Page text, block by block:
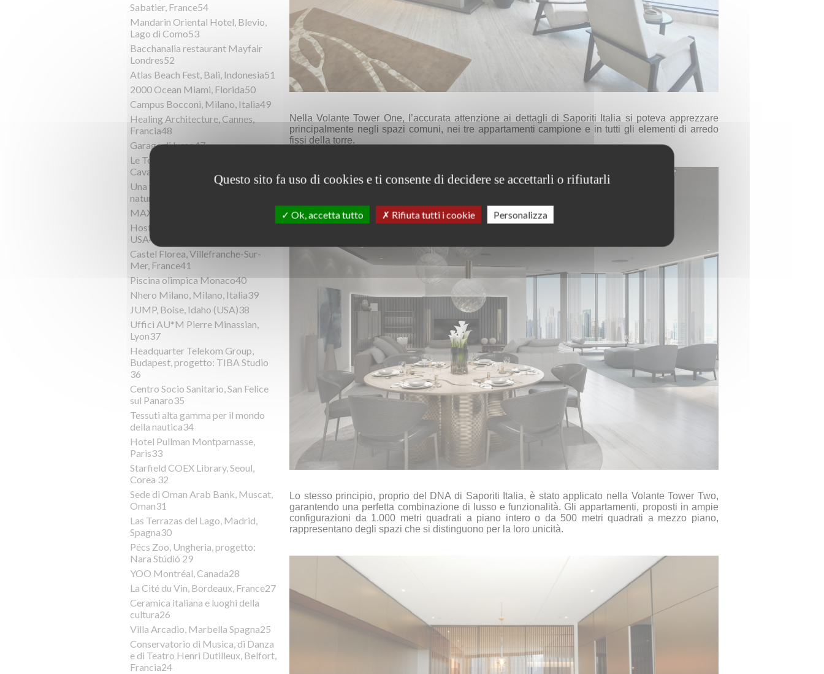
Sabatier, France54
Mandarin Oriental Hotel, Blevio,
Lago di Como53
Bacchanalia restaurant Mayfair
Londres52
Atlas Beach Fest, Bali, Indonesia51
2000 Ocean Miami, Florida50
Campus Bocconi, Milano, Italia49
Healing Architecture, Cannes,
Francia48
Garage di lusso47
Le Terrazze del Mediterraneo,
Cavallino Treporti, Italia46
Una villa sostenibile immersa nella
natura45
MAXXI, Roma, Italia44
Host Hotels & Resorts, Bethesda,
USA43
Castel Florea, Villefranche-Sur-
Mer, France41
Piscina olimpica Monaco40
Nhero Milano, Milano, Italia39
JUMP, Boise, Idaho (USA)38
Uffici AU*M Pierre Minassian,
Lyon37
Headquarter Telekom Group,
Budapest, progetto: TIBA Studio
36
Centro Socio Sanitario, San Felice
sul Panaro35
Tessuti alta gamma per il mondo
della nautica34
Hotel Pullman Montparnasse,
Paris33
Starfield COEX Library, Seoul,
Corea 32
Sede di Oman Arab Bank, Muscat,
Oman31
Las Terrazas del Lago, Madrid,
Spagna30
Pécs Zoo, Ungheria, progetto:
Nara Stúdió 29
YOO Montréal, Canada28
La Cité du Vin, Bordeaux, France27
Ceramica italiana e luoghi della
cultura26
Villa Arcadio, Marbella Spagna25
Conservatorio di Musica, di Danza
e di Teatro Henri Dutilleux, Belfort,
Francia24
Nella Volante Tower One, l’accurata attenzione ai dettagli di Saporiti Italia si poteva apprezzare
principalmente negli spazi comuni, nei tre appartamenti campione e in tutti gli elementi di arredo
fissi della torre.
Lo stesso principio, proprio del DNA di Saporiti Italia, è stato applicato nella Volante Tower Two,
garantendo una perfetta combinazione di lusso e funzionalità. Gli appartamenti, proposti in ampie
configurazioni da 1.000 metri quadrati a piano intero o da 500 metri quadrati a mezzo piano,
rappresentano degli spazi che si distinguono per la loro unicità.
Questo sito fa uso di cookies e ti consente di decidere se accettarli o rifiutarli
Ok, accetta tutto Rifiuta tutti i cookie Personalizza